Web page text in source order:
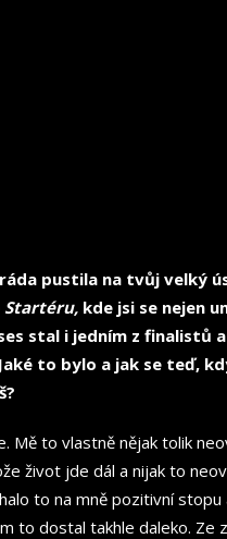
pustila na tvůj velký
Startéru, kde jsi se nejen
stal i jedním z finalistů
to bylo a jak se teď,
Mě to vlastně nějak tolik
život jde dál a nijak to
to na mně pozitivní stopu
to dostal takhle daleko. Ze